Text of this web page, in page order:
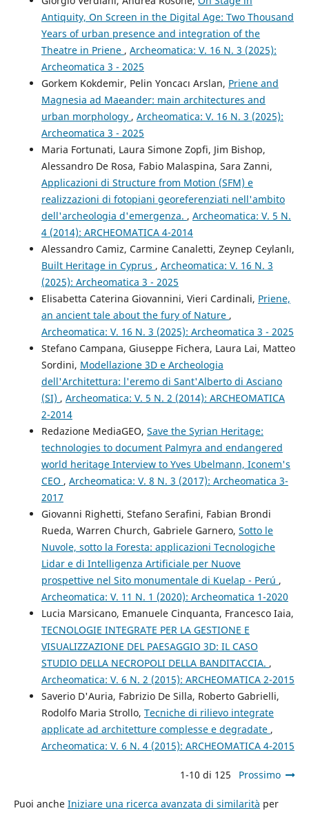
Antiquity, On Screen in the Digital Age: Two Thousand
Years of urban presence and integration of the
Theatre in Priene , Archeomatica: V. 16 N. 3 (2025):
Archeomatica 3 - 2025
Gorkem Kokdemir, Pelin Yoncacı Arslan, Priene and
Magnesia ad Maeander: main architectures and
urban morphology , Archeomatica: V. 16 N. 3 (2025):
Archeomatica 3 - 2025
Maria Fortunati, Laura Simone Zopfi, Jim Bishop,
Alessandro De Rosa, Fabio Malaspina, Sara Zanni,
Applicazioni di Structure from Motion (SFM) e
realizzazioni di fotopiani georeferenziati nell'ambito
dell'archeologia d'emergenza. , Archeomatica: V. 5 N.
4 (2014): ARCHEOMATICA 4-2014
Alessandro Camiz, Carmine Canaletti, Zeynep Ceylanlı,
Built Heritage in Cyprus , Archeomatica: V. 16 N. 3
(2025): Archeomatica 3 - 2025
Elisabetta Caterina Giovannini, Vieri Cardinali, Priene,
an ancient tale about the fury of Nature ,
Archeomatica: V. 16 N. 3 (2025): Archeomatica 3 - 2025
Stefano Campana, Giuseppe Fichera, Laura Lai, Matteo
Sordini, Modellazione 3D e Archeologia
dell'Architettura: l'eremo di Sant'Alberto di Asciano
(SI) , Archeomatica: V. 5 N. 2 (2014): ARCHEOMATICA
2-2014
Redazione MediaGEO, Save the Syrian Heritage:
technologies to document Palmyra and endangered
world heritage Interview to Yves Ubelmann, Iconem's
CEO , Archeomatica: V. 8 N. 3 (2017): Archeomatica 3-
2017
Giovanni Righetti, Stefano Serafini, Fabian Brondi
Rueda, Warren Church, Gabriele Garnero, Sotto le
Nuvole, sotto la Foresta: applicazioni Tecnologiche
Lidar e di Intelligenza Artificiale per Nuove
prospettive nel Sito monumentale di Kuelap - Perú ,
Archeomatica: V. 11 N. 1 (2020): Archeomatica 1-2020
Lucia Marsicano, Emanuele Cinquanta, Francesco Iaia,
TECNOLOGIE INTEGRATE PER LA GESTIONE E
VISUALIZZAZIONE DEL PAESAGGIO 3D: IL CASO
STUDIO DELLA NECROPOLI DELLA BANDITACCIA. ,
Archeomatica: V. 6 N. 2 (2015): ARCHEOMATICA 2-2015
Saverio D'Auria, Fabrizio De Silla, Roberto Gabrielli,
Rodolfo Maria Strollo, Tecniche di rilievo integrate
applicate ad architetture complesse e degradate ,
Archeomatica: V. 6 N. 4 (2015): ARCHEOMATICA 4-2015
1-10 di 125 Prossimo
Puoi anche Iniziare una ricerca avanzata di similarità per